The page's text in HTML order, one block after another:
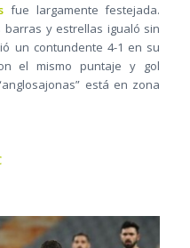
fue largamente festejada.
y estrellas igualó sin
un contundente 4-1 en su
el mismo puntaje y gol
está en zona